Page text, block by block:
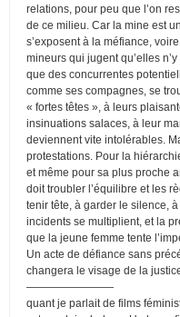
relations, pour peu que l’on
de ce milieu. Car la mine est
s’exposent à la méfiance,
mineurs qui jugent qu’elles
que des concurrentes
comme ses compagnes, se
« fortes têtes », à leurs
insinuations salaces, à leur
deviennent vite intolérables.
protestations. Pour la
et même pour sa plus proche
doit troubler l’équilibre et les
tenir tête, à garder le silence,
incidents se multiplient, et la
que la jeune femme tente
Un acte de défiance sans
changera le visage de la
————————
quant je parlait de films